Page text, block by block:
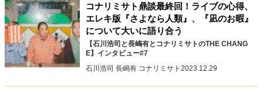
夢を掴む選択
経営・ビジネス
変革の原動力
次世代へのバトン
トップが描く未来
コナリミサト鼎談最終回！ライブの心得、
エレキ版『さよなら人類』、『凪のお暇』
について大いに語り合う
【石川浩司と長嶋有とコナリミサトのTHE CHANG
E】インタビュー#7
石川浩司 長嶋有 コナリミサト 2023.12.29